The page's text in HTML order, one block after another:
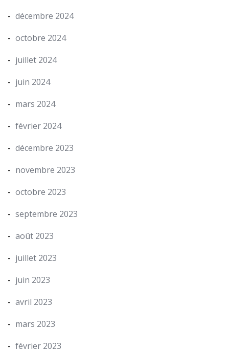
décembre 2024
octobre 2024
juillet 2024
juin 2024
mars 2024
février 2024
décembre 2023
novembre 2023
octobre 2023
septembre 2023
août 2023
juillet 2023
juin 2023
avril 2023
mars 2023
février 2023